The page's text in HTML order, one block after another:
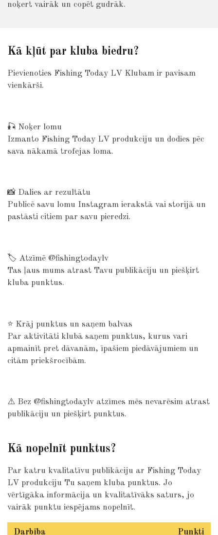
noķert vairāk un copēt gudrāk.
Kā kļūt par kluba biedru?
Pievienoties Fishing Today LV Klubam ir pavisam
vienkārši.
🎣 Noķer lomu
Izmanto Fishing Today LV produkciju un dodies pēc
sava nākamā trofejas loma.
📸 Dalies ar rezultātu
Publicē savu lomu Instagram ierakstā vai storijā un
pastāsti citiem par savu pieredzi.
🏷️ Atzīmē @fishingtodaylv
Tas ļaus mums atrast Tavu publikāciju un piešķirt
kluba punktus.
⭐ Krāj punktus un saņem balvas
Par aktivitāti klubā saņem punktus, kurus vari
apmainīt pret dāvanām, īpašiem piedāvājumiem un
citām priekšrocībām.
⚠️ Bez @fishingtodaylv atzīmes mēs nevarēsim atrast
publikāciju un piešķirt punktus.
Kā nopelnīt punktus?
Par katru kvalitatīvu publikāciju ar Fishing Today
LV produkciju Tu saņem kluba punktus. Jo
vērtīgāka informācija un kvalitatīvāks saturs, jo
vairāk punktu iespējams nopelnīt.
Darbība Punkti